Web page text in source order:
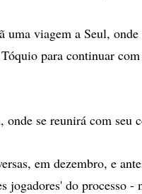
uma viagem a Seul,
para continuar
se reunirá com seu
em dezembro, e
jogadores' do processo -